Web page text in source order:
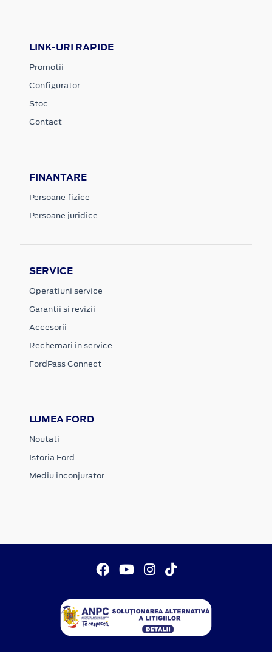
LINK-URI RAPIDE
Promotii
Configurator
Stoc
Contact
FINANTARE
Persoane fizice
Persoane juridice
SERVICE
Operatiuni service
Garantii si revizii
Accesorii
Rechemari in service
FordPass Connect
LUMEA FORD
Noutati
Istoria Ford
Mediu inconjurator